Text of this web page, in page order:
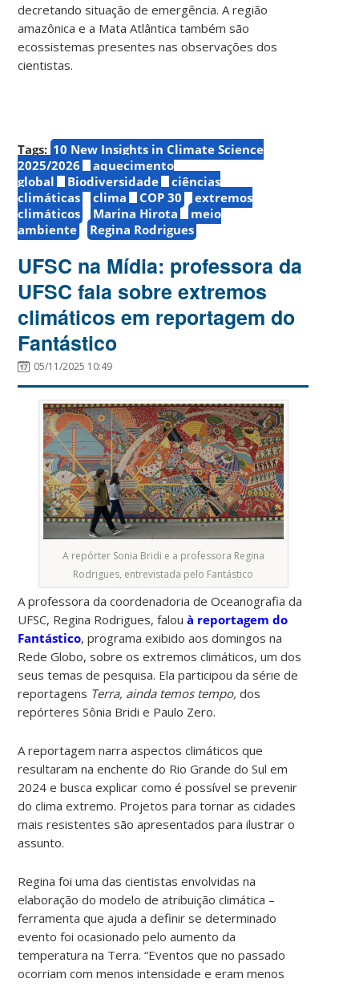
decretando situação de emergência. A região
amazônica e a Mata Atlântica também são
ecossistemas presentes nas observações dos
cientistas.
Tags: 10 New Insights in Climate Science
2025/2026
aquecimento
global
Biodiversidade
ciências
climáticas
clima COP 30
extremos
climáticos
Marina Hirota
meio
ambiente
Regina Rodrigues
UFSC na Mídia: professora da
UFSC fala sobre extremos
climáticos em reportagem do
Fantástico
05/11/2025 10:49
A repórter Sonia Bridi e a professora Regina
Rodrigues, entrevistada pelo Fantástico
A professora da coordenadoria de Oceanografia da
UFSC, Regina Rodrigues, falouà reportagem do
Fantástico, programa exibido aos domingos na
Rede Globo, sobre os extremos climáticos, um dos
seus temas de pesquisa. Ela participou da série de
reportagens Terra, ainda temos tempo,dos
repórteres Sônia Bridi e Paulo Zero.
A reportagem narra aspectos climáticos que
resultaram na enchente do Rio Grande do Sul em
2024 e busca explicar como é possível se prevenir
do clima extremo. Projetos para tornar as cidades
mais resistentes são apresentados para ilustrar o
assunto.
Regina foi uma das cientistas envolvidas na
elaboração do modelo de atribuição climática –
ferramenta que ajuda a definir se determinado
evento foi ocasionado pelo aumento da
temperatura na Terra. “Eventos que no passado
ocorriam com menos intensidade e eram menos